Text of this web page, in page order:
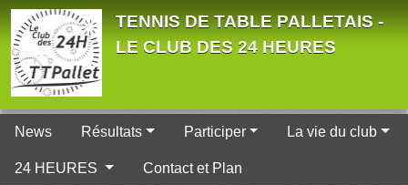
TENNIS DE TABLE PALLETAIS -
LE CLUB DES 24 HEURES
News Résultats Participer La vie du club
24 HEURES Contact et Plan
Panneau de gestion des cookies